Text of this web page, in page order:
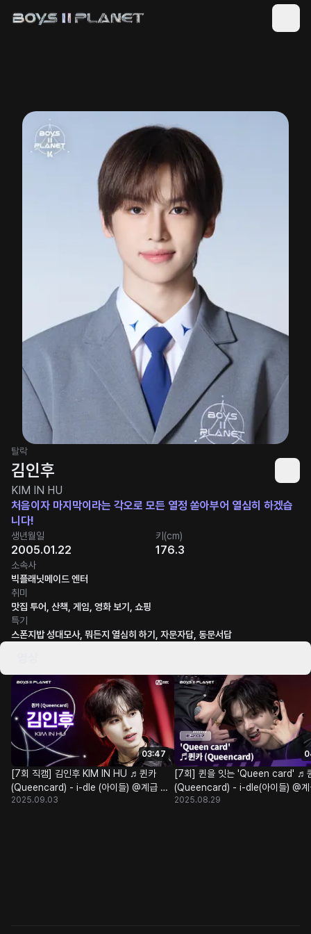
탈락
김인후
KIM IN HU
처음이자 마지막이라는 각오로 모든 열정 쏟아부어 열심히 하겠습
니다!
생년월일
2005.01.22
키(cm)
176.3
소속사
빅플래닛메이드 엔터
취미
맛집 투어, 산책, 게임, 영화 보기, 쇼핑
특기
스폰지밥 성대모사, 뭐든지 열심히 하기, 자문자답, 동문서답
03:47
[7회 직캠] 김인후 KIM IN HU ♬퀸카
(Queencard) - i-dle (아이들) @계급 쟁
탈 포지션 배틀
2025.09.03
[7회] 퀸을 잇는 'Queen card' ♬
(Queencard) - i-dle(아이들) @계
포지션 배틀
2025.08.29